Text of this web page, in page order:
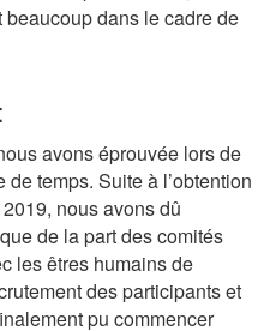
dans le cadre de
avons éprouvée lors de
temps. Suite à l’obtention
nous avons dû
de la part des comités
les êtres humains de
des participants et
pu commencer